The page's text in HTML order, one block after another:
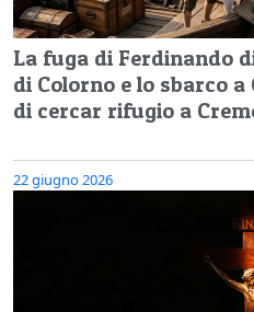
La fuga di Ferdinando
di Colorno e lo sbarco
di cercar rifugio a
22 giugno 2026